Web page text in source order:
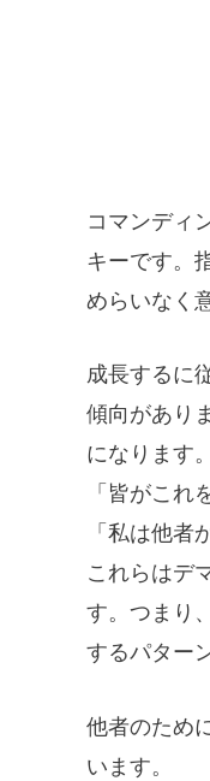
コマンディ
キーです。
めらいなく
成長するに
傾向があり
になります
「皆がこ
「私は他者
これらはデ
す。つまり
するパター
他者のため
います。